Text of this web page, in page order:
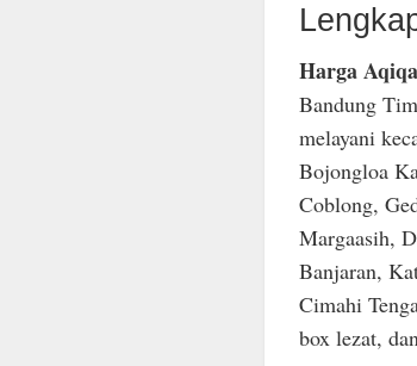
Harga
Bandung
melayani
Bojongloa
Coblong,
Margaasih,
Banjaran,
Cimahi
box lezat,